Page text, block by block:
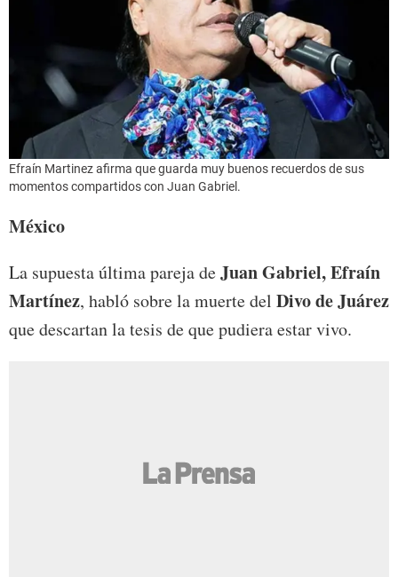
Efraín Martinez afirma que guarda muy buenos recuerdos de sus
momentos compartidos con Juan Gabriel.
México
La supuesta última pareja deJuan Gabriel, Efraín
Martínez, habló sobre la muerte del Divo de Juárez
que descartan la tesis de que pudiera estar vivo.